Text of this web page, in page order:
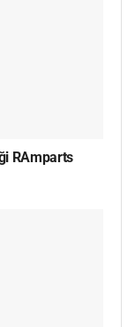
RAmparts